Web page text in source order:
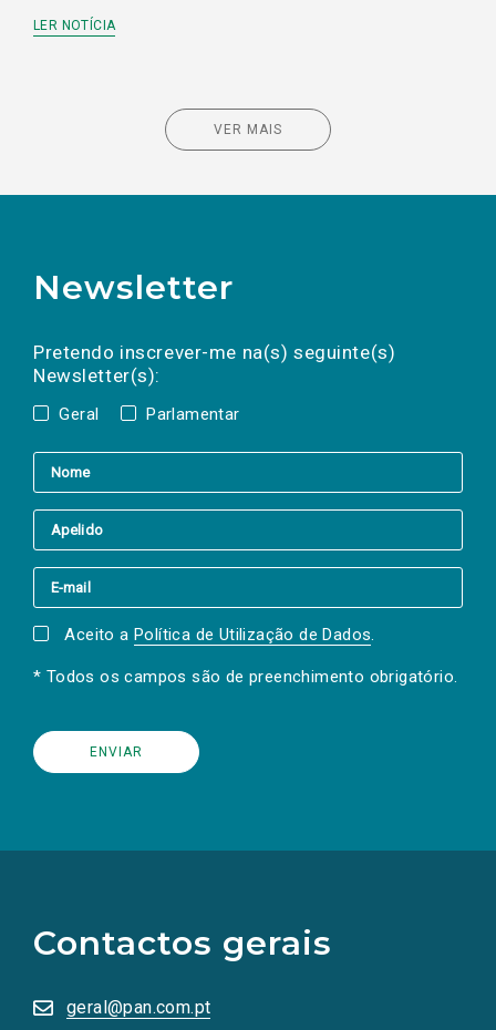
LER NOTÍCIA
VER MAIS
Newsletter
Pretendo inscrever-me na(s) seguinte(s)
Newsletter(s):
Geral Parlamentar
a(s) newsletter(s).
mail
Aceito a Política de Utilização de Dados.
* Todos os campos são de preenchimento obrigatório.
Contactos gerais
geral@pan.com.pt
redes
sociais
numa
nova